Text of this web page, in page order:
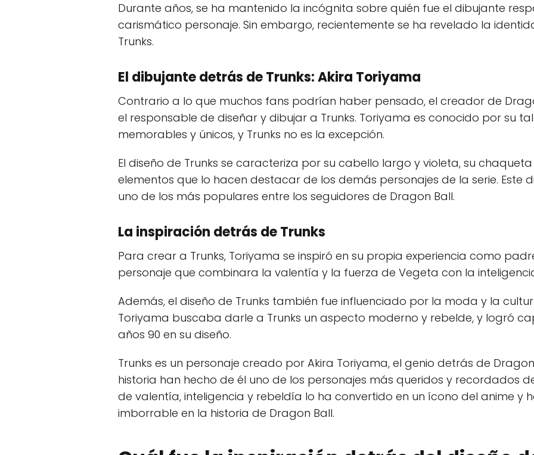
Durante años, se ha mantenido la incógnita sobre quién fue el dibujante
carismático personaje. Sin embargo, recientemente se ha revelado la
Trunks.
El dibujante detrás de Trunks:Akira Toriyama
Contrario a lo que muchos fans podrían haber pensado, el creador de
el responsable de diseñar y dibujar a Trunks. Toriyama es conocido por su
memorables y únicos, y Trunks no es la excepción.
El diseño de Trunks se caracteriza por su cabello largo y violeta, su
elementos que lo hacen destacar de los demás personajes de la serie. Este
uno de los más populares entre los seguidores de Dragon Ball.
La inspiración detrás de Trunks
Para crear a Trunks, Toriyama se inspiró en su propia experiencia como
personaje que combinara la valentía y la fuerza de Vegeta con la
Además, el diseño de Trunks también fue influenciado por la moda y la
Toriyama buscaba darle a Trunks un aspecto moderno y rebelde, y logró
años 90 en su diseño.
Trunks es un personaje creado por Akira Toriyama, el genio detrás de
historia han hecho de él uno de los personajes más queridos y recordados
de valentía, inteligencia y rebeldía lo ha convertido en un ícono del anime y
imborrable en la historia de Dragon Ball.